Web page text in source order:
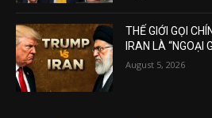
THẾ GIỚI GỌI
IRAN LÀ “NGOẠI
August 5, 2026